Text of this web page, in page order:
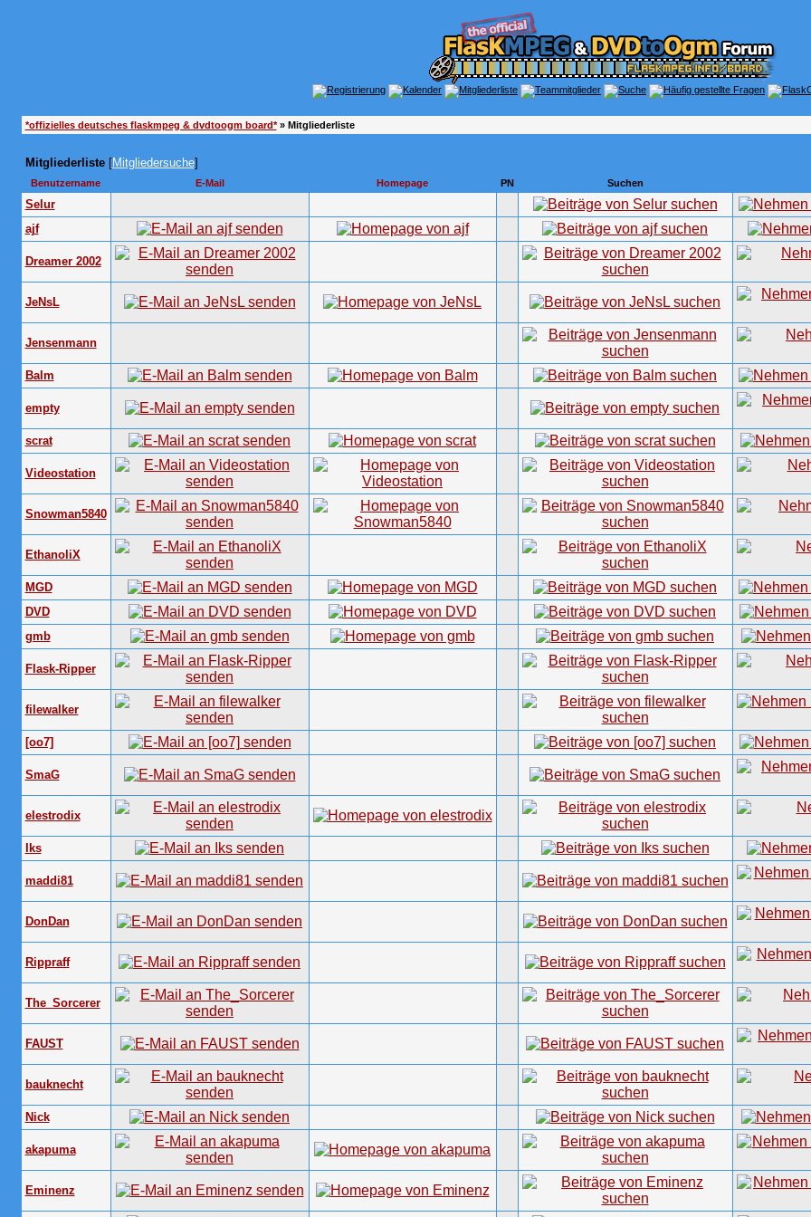
*offizielles deutsches flaskmpeg & dvdtoogm board*» Mitgliederliste
Mitgliederliste[Mitgliedersuche]
Benutzername E-Mail Homepage PN Suchen
Selur
ajf
Dreamer 2002
JeNsL
Jensenmann
Balm
empty
scrat
Videostation
Snowman5840
EthanoliX
MGD
DVD
gmb
Flask-Ripper
filewalker
[oo7]
SmaG
elestrodix
Iks
maddi81
DonDan
Rippraff
The_Sorcerer
FAUST
bauknecht
Nick
akapuma
Eminenz